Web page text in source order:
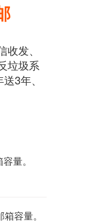
发、
垃圾系
3年、
量。
容量。